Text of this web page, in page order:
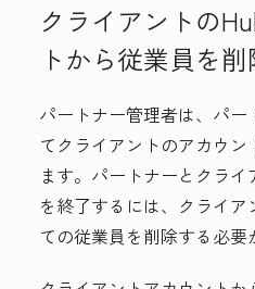
クライアントの
トから従業員を削
パートナー管理者は、パ
てクライアントのアカウ
ます。パートナーとクラ
を終了するには、クライ
ての従業員を削除する必要